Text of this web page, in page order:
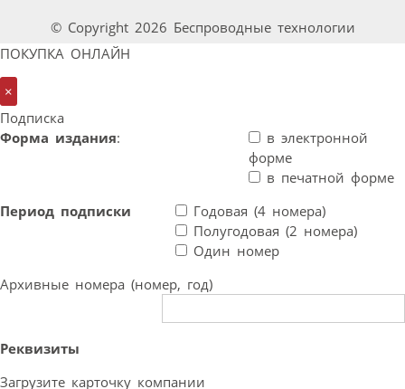
© Copyright 2026 Беспроводные технологии
ПОКУПКА ОНЛАЙН
×
Подписка
Форма издания:
в электронной
форме
в печатной форме
Период подписки
Годовая (4 номера)
Полугодовая (2 номера)
Один номер
Архивные номера (номер, год)
Реквизиты
Загрузите карточку компании